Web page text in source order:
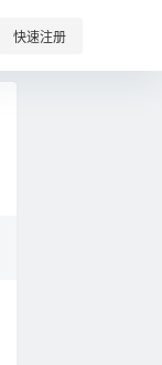
快速注册